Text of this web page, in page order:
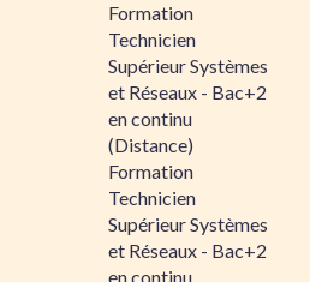
Formation
Technicien
Supérieur Systèmes
et Réseaux - Bac+2
en continu
(Distance)
Formation
Technicien
Supérieur Systèmes
et Réseaux - Bac+2
en continu